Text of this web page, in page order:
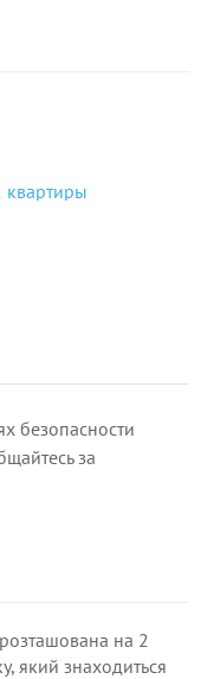
квартиры
безопасности
за
на 2
який знаходиться